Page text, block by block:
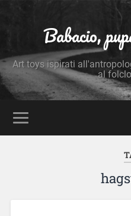
Babacio,
Art toys ispirati
al